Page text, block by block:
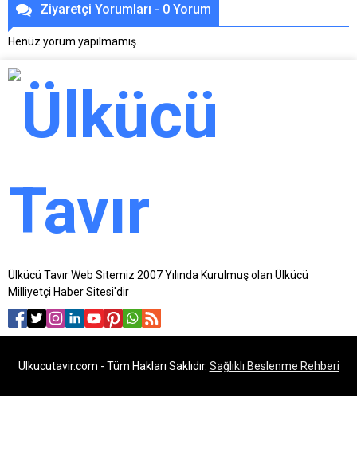
Ziyaretçi Yorumları - 0 Yorum
Henüz yorum yapılmamış.
Ülkücü Tavır Web Sitemiz 2007 Yılında Kurulmuş olan Ülkücü
Milliyetçi Haber Sitesi'dir
Ulkucutavir.com - Tüm Hakları Saklıdır. Sağlıklı Beslenme Rehberi